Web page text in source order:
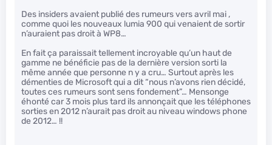
Des insiders avaient publié des rumeurs vers avril mai ,
comme quoi les nouveaux lumia 900 qui venaient de sortir
n’auraient pas droit à WP8…
En fait ça paraissait tellement incroyable qu’un haut de
gamme ne bénéficie pas de la dernière version sorti la
même année que personne n y a cru… Surtout après les
démenties de Microsoft qui a dit “nous n’avons rien décidé,
toutes ces rumeurs sont sens fondement”… Mensonge
éhonté car 3 mois plus tard ils annonçait que les téléphones
sorties en 2012 n’aurait pas droit au niveau windows phone
de 2012… !!